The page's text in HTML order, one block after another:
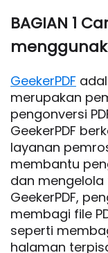
BAGIAN 1
GeekerPDF
merupakan
pengonversi
GeekerPDF
layanan
membantu
dan mengelola
GeekerPDF,
membagi file
seperti
halaman